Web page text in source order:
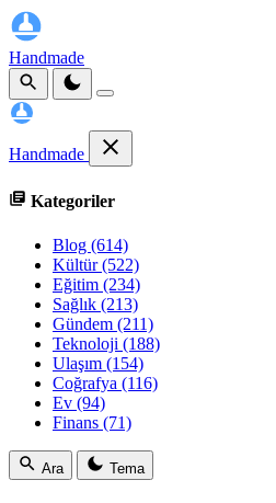
Handmade
Handmade
Kategoriler
Blog (614)
Kültür(522)
Eğitim (234)
Sağlık (213)
Gündem (211)
Teknoloji (188)
Ulaşım (154)
Coğrafya (116)
Ev (94)
Finans (71)
Ara Tema